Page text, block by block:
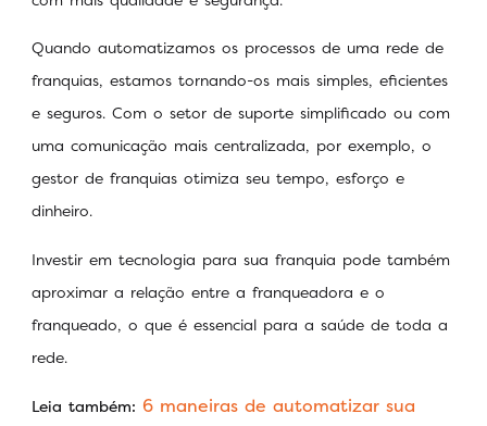
Quando automatizamos os processos de uma rede de
franquias, estamos tornando-os mais simples, eficientes
e seguros. Com o setor de suporte simplificado ou com
uma comunicação mais centralizada, por exemplo, o
gestor de franquias otimiza seu tempo, esforço e
dinheiro.
Investir em tecnologia para sua franquia pode também
aproximar a relação entre a franqueadora e o
franqueado, o que é essencial para a saúde de toda a
rede.
Leia também: 6 maneiras de automatizar sua